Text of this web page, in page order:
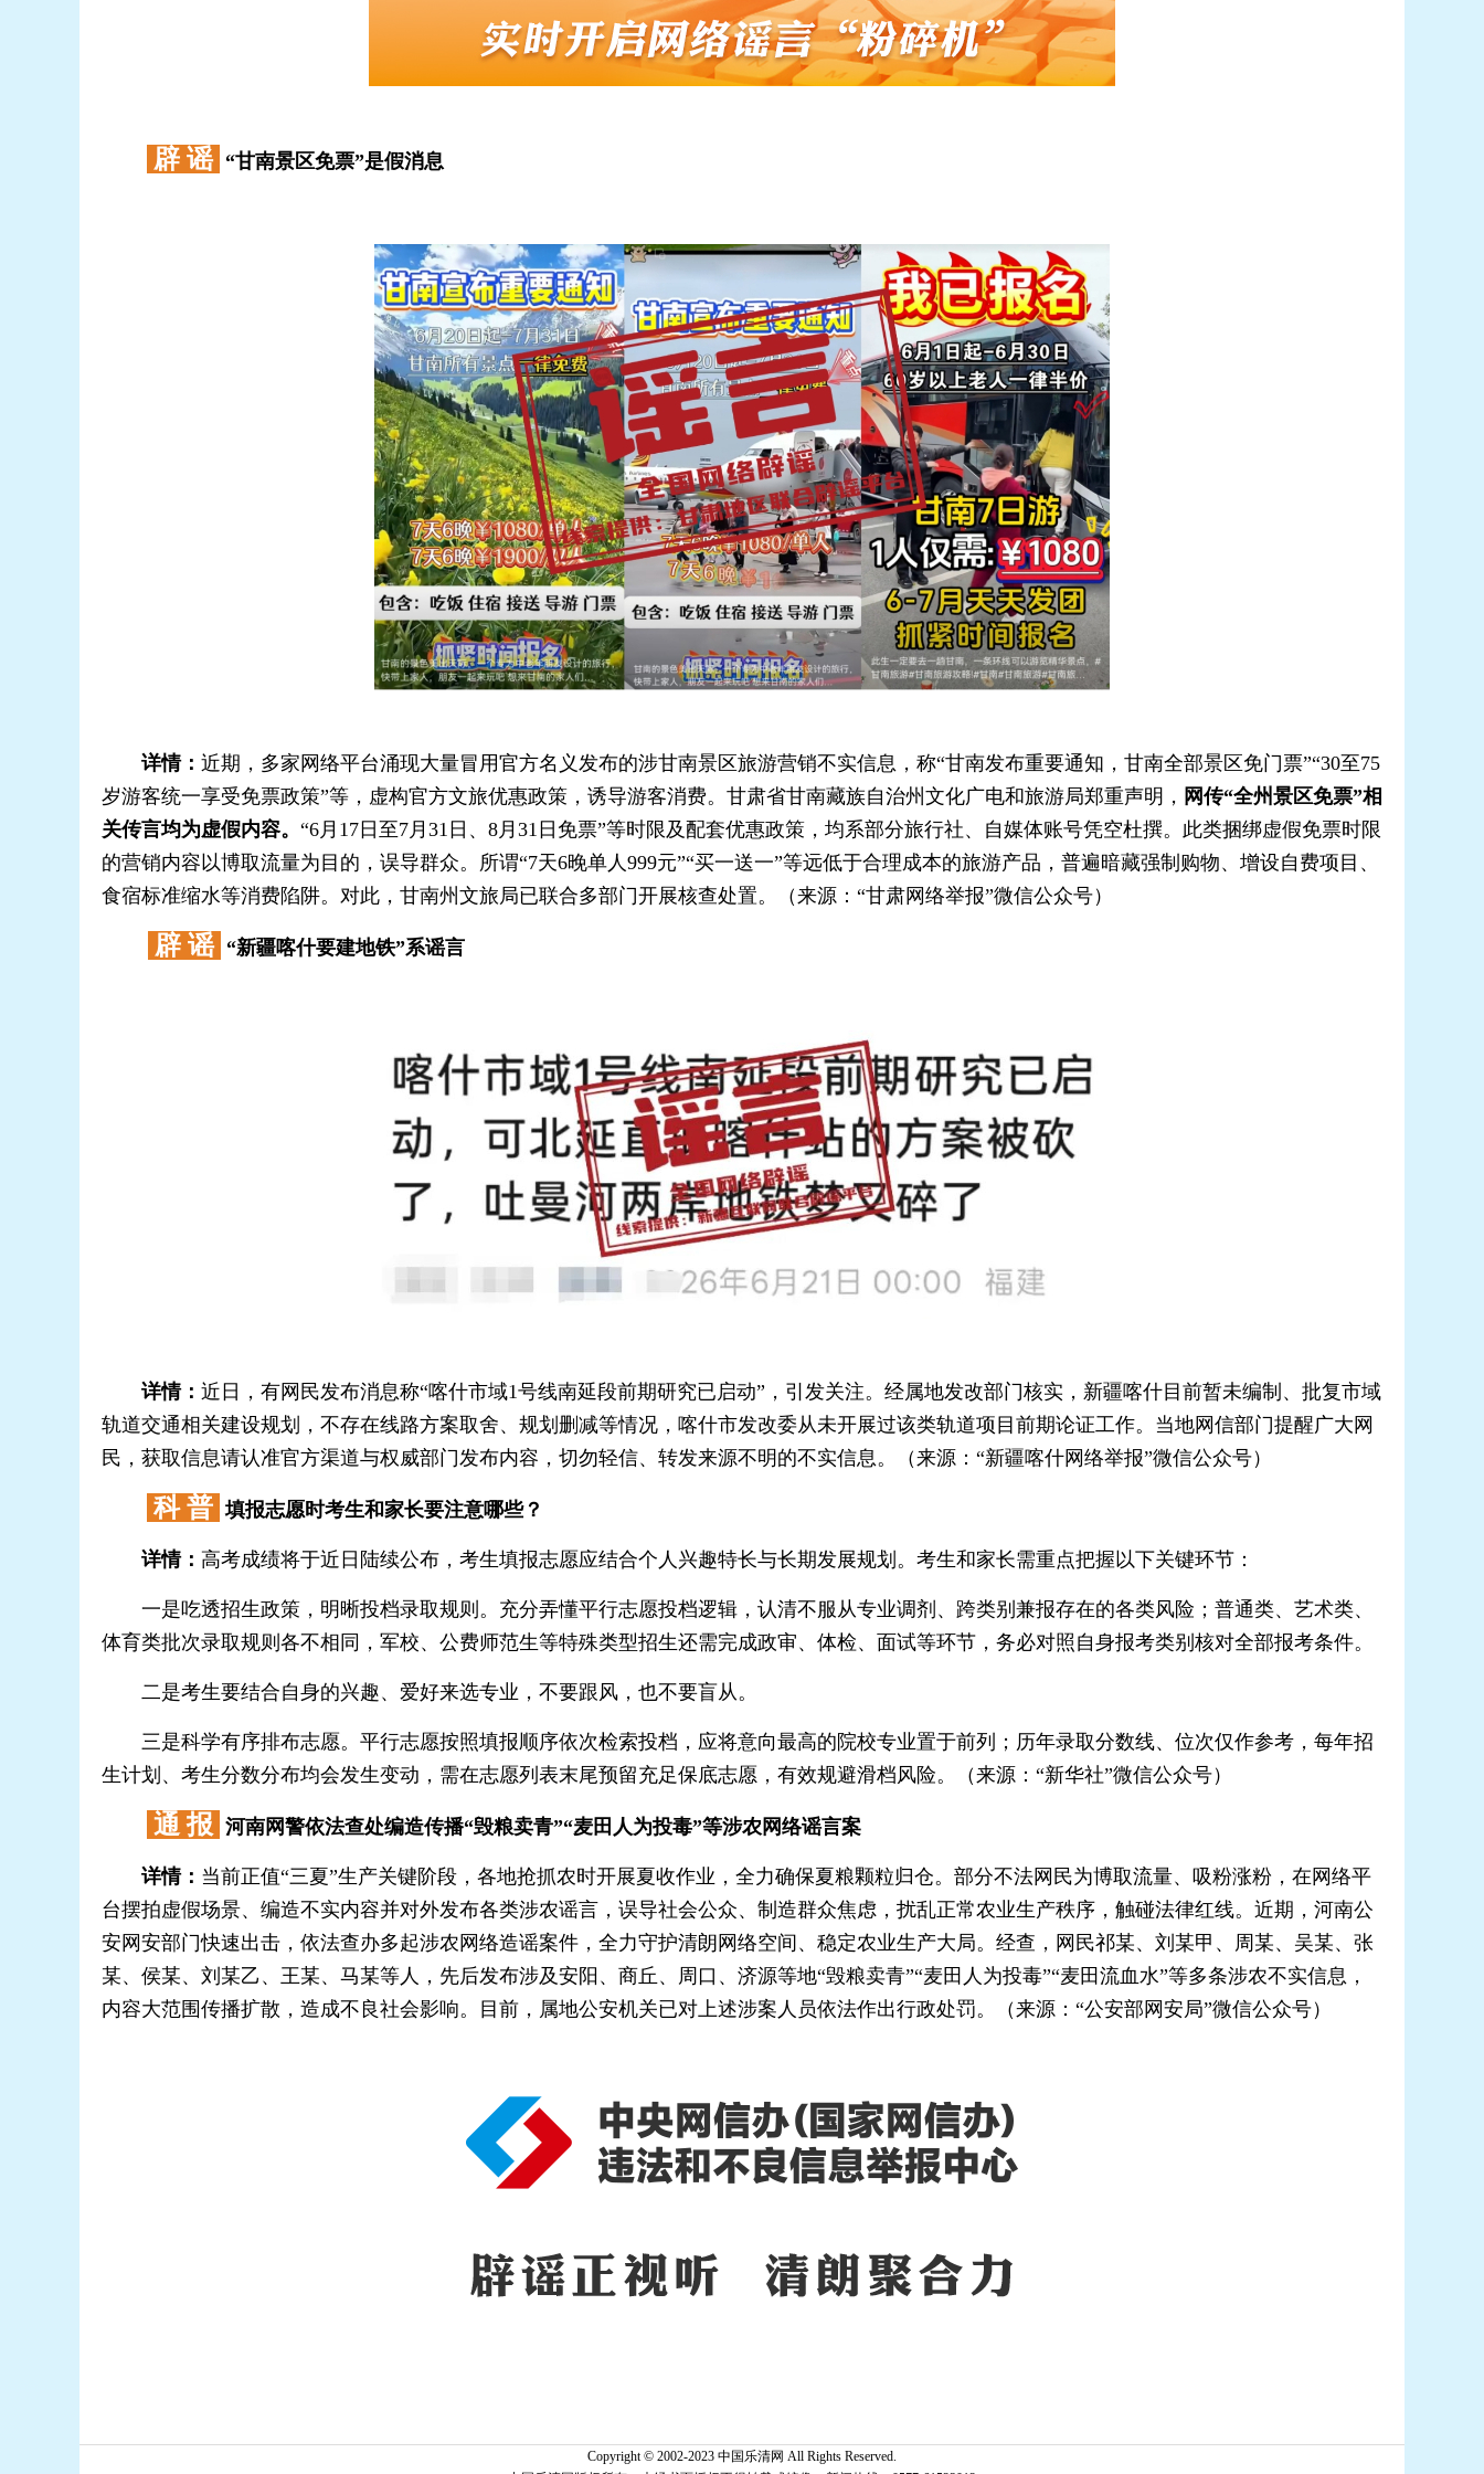
辟 谣 “甘南景区免票”是假消息
详情： 近期，多家网络平台涌现大量冒用官方名义发布的涉甘南景区旅游营销不实信息，称“甘南发布重要通知，甘南全部景区免门票”“30至75
岁游客统一享受免票政策”等，虚构官方文旅优惠政策，诱导游客消费。甘肃省甘南藏族自治州文化广电和旅游局郑重声明， 网传“全州景区免票”相
关传言均为虚假内容。 “6月17日至7月31日、8月31日免票”等时限及配套优惠政策，均系部分旅行社、自媒体账号凭空杜撰。此类捆绑虚假免票时限
的营销内容以博取流量为目的，误导群众。所谓“7天6晚单人999元”“买一送一”等远低于合理成本的旅游产品，普遍暗藏强制购物、增设自费项目、
食宿标准缩水等消费陷阱。对此，甘南州文旅局已联合多部门开展核查处置。（来源：“甘肃网络举报”微信公众号）
辟 谣 “新疆喀什要建地铁”系谣言
详情： 近日，有网民发布消息称“喀什市域1号线南延段前期研究已启动”，引发关注。经属地发改部门核实，新疆喀什目前暂未编制、批复市域
轨道交通相关建设规划，不存在线路方案取舍、规划删减等情况，喀什市发改委从未开展过该类轨道项目前期论证工作。当地网信部门提醒广大网
民，获取信息请认准官方渠道与权威部门发布内容，切勿轻信、转发来源不明的不实信息。（来源：“新疆喀什网络举报”微信公众号）
科 普 填报志愿时考生和家长要注意哪些？
详情： 高考成绩将于近日陆续公布，考生填报志愿应结合个人兴趣特长与长期发展规划。考生和家长需重点把握以下关键环节：
一是吃透招生政策，明晰投档录取规则。充分弄懂平行志愿投档逻辑，认清不服从专业调剂、跨类别兼报存在的各类风险；普通类、艺术类、
体育类批次录取规则各不相同，军校、公费师范生等特殊类型招生还需完成政审、体检、面试等环节，务必对照自身报考类别核对全部报考条件。
二是考生要结合自身的兴趣、爱好来选专业，不要跟风，也不要盲从。
三是科学有序排布志愿。平行志愿按照填报顺序依次检索投档，应将意向最高的院校专业置于前列；历年录取分数线、位次仅作参考，每年招
生计划、考生分数分布均会发生变动，需在志愿列表末尾预留充足保底志愿，有效规避滑档风险。（来源：“新华社”微信公众号）
通 报 河南网警依法查处编造传播“毁粮卖青”“麦田人为投毒”等涉农网络谣言案
详情： 当前正值“三夏”生产关键阶段，各地抢抓农时开展夏收作业，全力确保夏粮颗粒归仓。部分不法网民为博取流量、吸粉涨粉，在网络平
台摆拍虚假场景、编造不实内容并对外发布各类涉农谣言，误导社会公众、制造群众焦虑，扰乱正常农业生产秩序，触碰法律红线。近期，河南公
安网安部门快速出击，依法查办多起涉农网络造谣案件，全力守护清朗网络空间、稳定农业生产大局。经查，网民祁某、刘某甲、周某、吴某、张
某、侯某、刘某乙、王某、马某等人，先后发布涉及安阳、商丘、周口、济源等地“毁粮卖青”“麦田人为投毒”“麦田流血水”等多条涉农不实信息，
内容大范围传播扩散，造成不良社会影响。目前，属地公安机关已对上述涉案人员依法作出行政处罚。（来源：“公安部网安局”微信公众号）
Copyright © 2002-2023 中国乐清网 All Rights Reserved.